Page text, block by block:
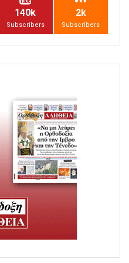
140k
Subscribers
2k
Subscribers